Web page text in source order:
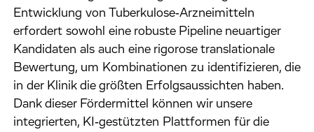
Entwicklung von Tuberkulose‑Arzneimitteln
erfordert sowohl eine robuste Pipeline neuartiger
Kandidaten als auch eine rigorose translationale
Bewertung, um Kombinationen zu identifizieren, die
in der Klinik die größten Erfolgsaussichten haben.
Dank dieser Fördermittel können wir unsere
integrierten, KI‑gestützten Plattformen für die